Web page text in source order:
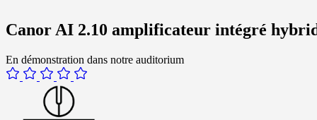
Canor AI 2.10 amplificateur intégré
En démonstration dans notre auditorium